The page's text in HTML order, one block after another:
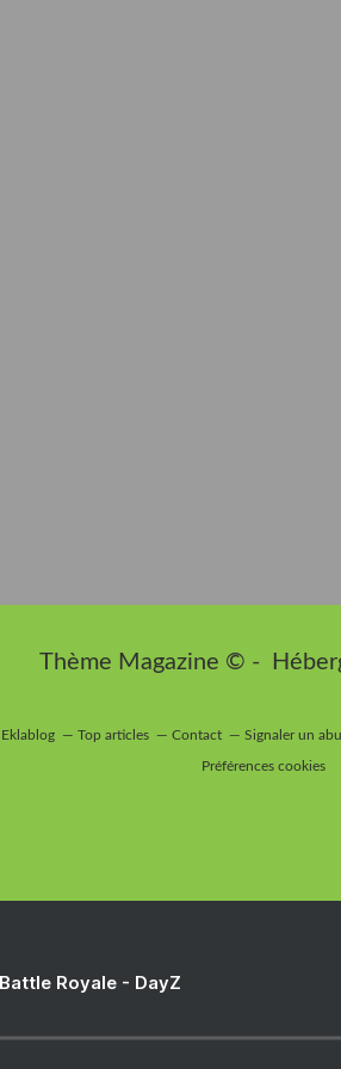
Thème Magazine © -
Top articles Contact Signaler un
Préférences cookies
Royale - DayZ